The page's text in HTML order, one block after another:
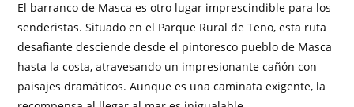
El barranco de Masca es otro lugar imprescindible para los
senderistas. Situado en el Parque Rural de Teno, esta ruta
desafiante desciende desde el pintoresco pueblo de Masca
hasta la costa, atravesando un impresionante cañón con
paisajes dramáticos. Aunque es una caminata exigente, la